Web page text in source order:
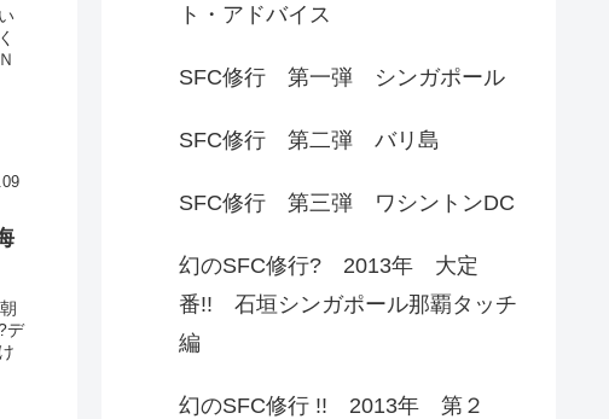
デ
ト・アドバイス
SFC修行 第一弾 シンガポール
SFC修行 第二弾 バリ島
SFC修行 第三弾 ワシントンDC
幻のSFC修行? 2013年 大定
番!! 石垣シンガポール那覇タッチ
編
幻のSFC修行 !! 2013年 第２